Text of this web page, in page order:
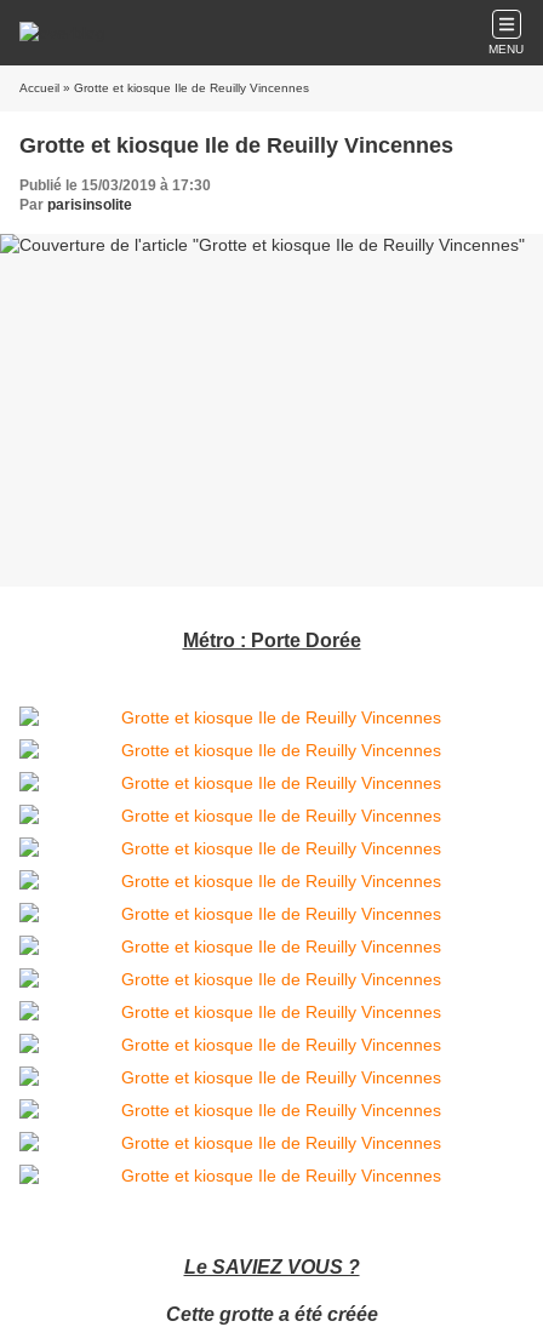
MENU
Accueil » Grotte et kiosque Ile de Reuilly Vincennes
Grotte et kiosque Ile de Reuilly Vincennes
Publié le 15/03/2019 à 17:30
Par parisinsolite
Métro : Porte Dorée
Le SAVIEZ VOUS ?
Cette grotte a été créée